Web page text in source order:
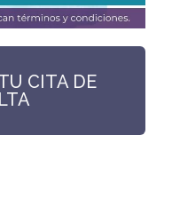
CITA DE